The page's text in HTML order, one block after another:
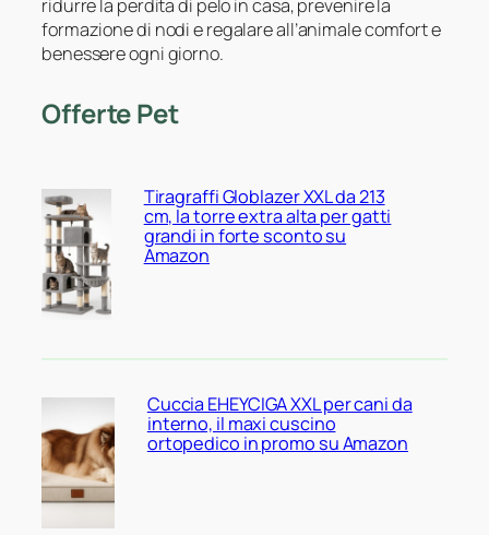
ridurre la perdita di pelo in casa, prevenire la
formazione di nodi e regalare all’animale comfort e
benessere ogni giorno.
Offerte Pet
Tiragraffi Globlazer XXL da 213
cm, la torre extra alta per gatti
grandi in forte sconto su
Amazon
Cuccia EHEYCIGA XXL per cani da
interno, il maxi cuscino
ortopedico in promo su Amazon